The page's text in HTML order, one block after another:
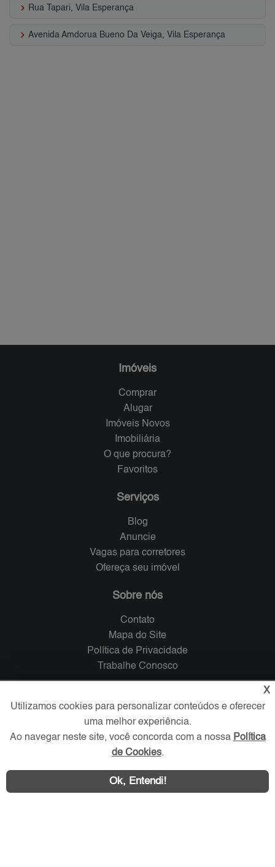
keyboard_arrow_right Rua Tapari, Vila Esperança
keyboard_arrow_right Avenida Amdorua Bueno Da Veiga, Vila Esperança
Imóveis
Comprar
Alugar
Imóveis Novos
Imobiliária
O que procura?
Favoritos
Serviços
Blog
Anuncie
Vagas para corretores
Ofereça seu imóvel
Sobre nós
Contato
Mapa do Site
Política de Privacidade
Trabalhe Conosco
Redes Sociais
X
Utilizamos cookies para personalizar conteúdos e oferecer
uma melhor experiência.
Ao navegar neste site, você concorda com a nossa Política
de Cookies.
Ok, Entendi!